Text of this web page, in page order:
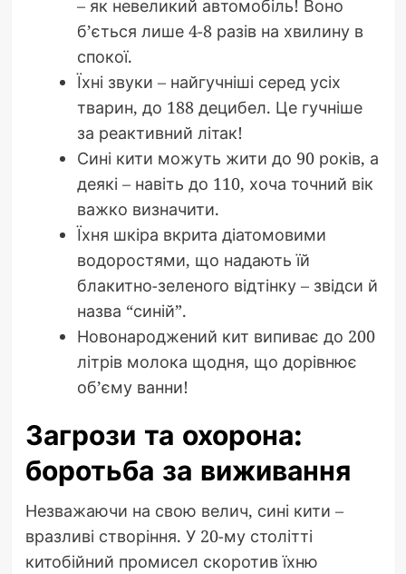
– як невеликий автомобіль! Воно
б’ється лише 4-8 разів на хвилину в
спокої.
Їхні звуки – найгучніші серед усіх
тварин, до 188 децибел. Це гучніше
за реактивний літак!
Сині кити можуть жити до 90 років, а
деякі – навіть до 110, хоча точний вік
важко визначити.
Їхня шкіра вкрита діатомовими
водоростями, що надають їй
блакитно-зеленого відтінку – звідси й
назва “синій”.
Новонароджений кит випиває до 200
літрів молока щодня, що дорівнює
об’єму ванни!
Загрози та охорона:
боротьба за виживання
Незважаючи на свою велич, сині кити –
вразливі створіння. У 20-му столітті
китобійний промисел скоротив їхню